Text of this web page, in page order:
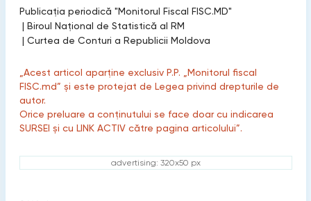
Publicaţia periodică "Monitorul Fiscal FISC.MD"
| Biroul Naţional de Statistică al RM
| Curtea de Conturi a Republicii Moldova
„Acest articol aparține exclusiv P.P. „Monitorul fiscal
FISC.md” și este protejat de Legea privind drepturile de
autor.
Orice preluare a conținutului se face doar cu indicarea
SURSEI și cu LINK ACTIV către pagina articolului”.
advertising: 320x50 px